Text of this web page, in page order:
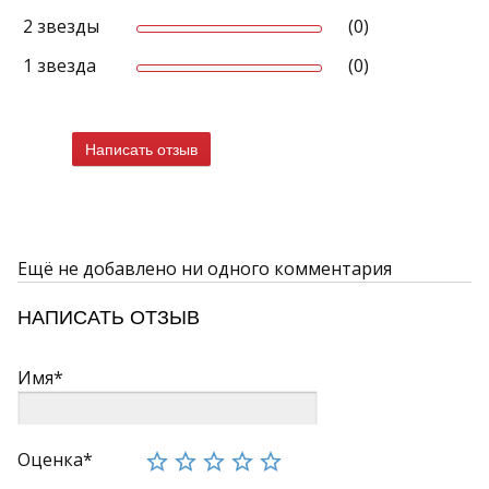
2 звезды
(0)
1 звезда
(0)
Написать отзыв
Ещё не добавлено ни одного комментария
НАПИСАТЬ ОТЗЫВ
Имя*
Оценка*